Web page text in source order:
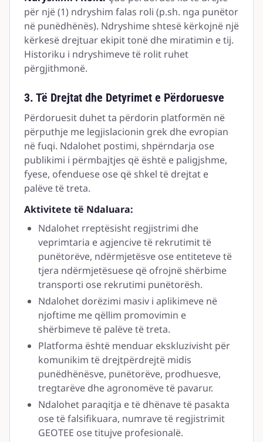
për një (1) ndryshim falas roli (p.sh. nga punëtor
në punëdhënës). Ndryshime shtesë kërkojnë një
kërkesë drejtuar ekipit tonë dhe miratimin e tij.
Historiku i ndryshimeve të rolit ruhet
përgjithmonë.
3. Të Drejtat dhe Detyrimet e Përdoruesve
Përdoruesit duhet ta përdorin platformën në
përputhje me legjislacionin grek dhe evropian
në fuqi. Ndalohet postimi, shpërndarja ose
publikimi i përmbajtjes që është e paligjshme,
fyese, ofenduese ose që shkel të drejtat e
palëve të treta.
Aktivitete të Ndaluara:
Ndalohet rreptësisht regjistrimi dhe
veprimtaria e agjencive të rekrutimit të
punëtorëve, ndërmjetësve ose entiteteve të
tjera ndërmjetësuese që ofrojnë shërbime
transporti ose rekrutimi punëtorësh.
Ndalohet dorëzimi masiv i aplikimeve në
njoftime me qëllim promovimin e
shërbimeve të palëve të treta.
Platforma është menduar ekskluzivisht për
komunikim të drejtpërdrejtë midis
punëdhënësve, punëtorëve, prodhuesve,
tregtarëve dhe agronomëve të pavarur.
Ndalohet paraqitja e të dhënave të pasakta
ose të falsifikuara, numrave të regjistrimit
GEOTEE ose titujve profesionalë.